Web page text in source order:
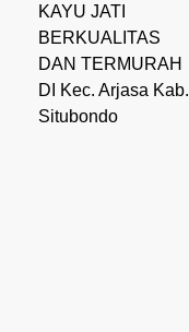
KAYU JATI
BERKUALITAS
DAN TERMURAH
DI Kec. Arjasa Kab.
Situbondo